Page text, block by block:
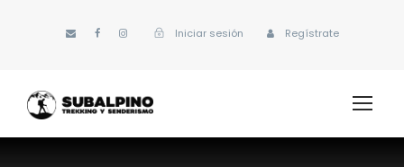
Iniciar sesión Regístrate